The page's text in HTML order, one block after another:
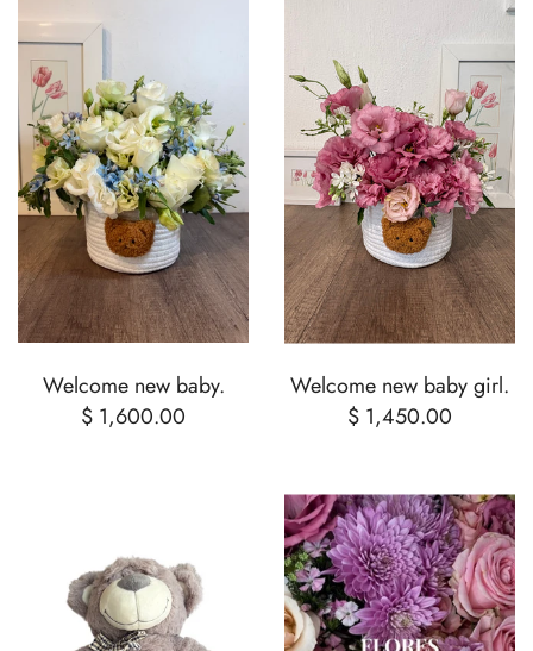
Welcome new baby.
$ 1,600.00
Welcome new baby girl.
$ 1,450.00